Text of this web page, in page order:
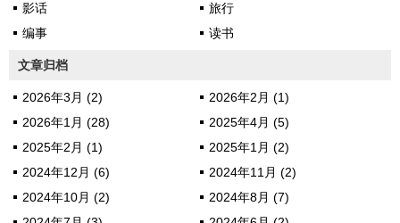
影话
旅行
编事
读书
文章归档
2026年3月 (2)
2026年2月 (1)
2026年1月 (28)
2025年4月 (5)
2025年2月 (1)
2025年1月 (2)
2024年12月 (6)
2024年11月 (2)
2024年10月 (2)
2024年8月 (7)